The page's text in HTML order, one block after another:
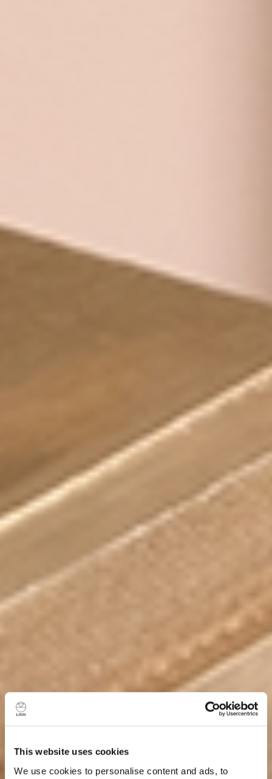
This website uses cookies
We use cookies to personalise content and ads, to